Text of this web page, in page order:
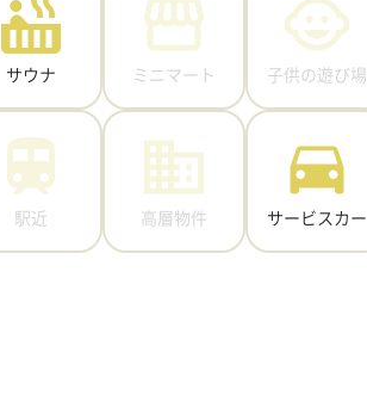
サウナ ミニマート 子供の遊び場
駅近 高層物件 サービスカー